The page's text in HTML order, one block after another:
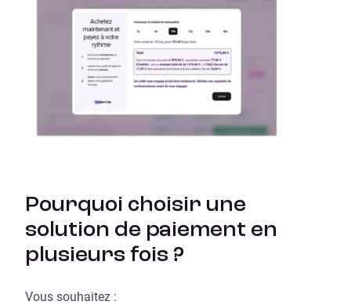
Pourquoi choisir une
solution de paiement en
plusieurs fois ?
Vous souhaitez :